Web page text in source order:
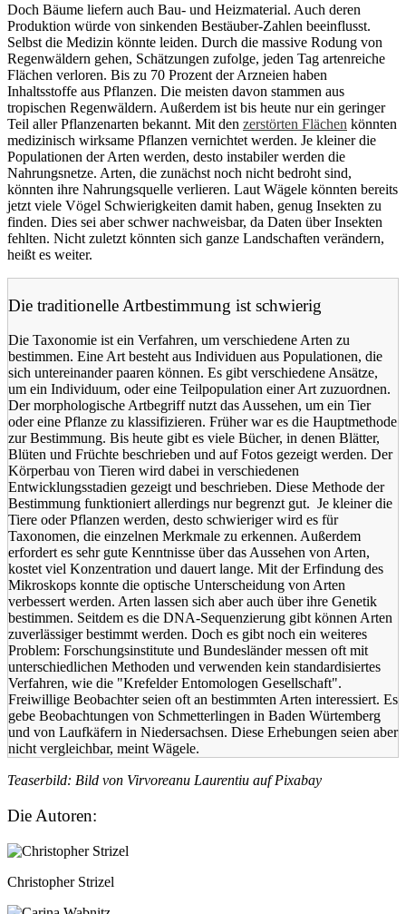
Doch Bäume liefern auch Bau- und Heizmaterial. Auch deren
Produktion würde von sinkenden Bestäuber-Zahlen beeinflusst.
Selbst die Medizin könnte leiden. Durch die massive Rodung von
Regenwäldern gehen, Schätzungen zufolge, jeden Tag artenreiche
Flächen verloren. Bis zu 70 Prozent der Arzneien haben
Inhaltsstoffe aus Pflanzen. Die meisten davon stammen aus
tropischen Regenwäldern. Außerdem ist bis heute nur ein geringer
Teil aller Pflanzenarten bekannt. Mit den zerstörten Flächen könnten
medizinisch wirksame Pflanzen vernichtet werden. Je kleiner die
Populationen der Arten werden, desto instabiler werden die
Nahrungsnetze. Arten, die zunächst noch nicht bedroht sind,
könnten ihre Nahrungsquelle verlieren. Laut Wägele könnten bereits
jetzt viele Vögel Schwierigkeiten damit haben, genug Insekten zu
finden. Dies sei aber schwer nachweisbar, da Daten über Insekten
fehlten. Nicht zuletzt könnten sich ganze Landschaften verändern,
heißt es weiter.
Die traditionelle Artbestimmung ist schwierig
Die Taxonomie ist ein Verfahren, um verschiedene Arten zu
bestimmen. Eine Art besteht aus Individuen aus Populationen, die
sich untereinander paaren können. Es gibt verschiedene Ansätze,
um ein Individuum, oder eine Teilpopulation einer Art zuzuordnen.
Der morphologische Artbegriff nutzt das Aussehen, um ein Tier
oder eine Pflanze zu klassifizieren. Früher war es die Hauptmethode
zur Bestimmung. Bis heute gibt es viele Bücher, in denen Blätter,
Blüten und Früchte beschrieben und auf Fotos gezeigt werden. Der
Körperbau von Tieren wird dabei in verschiedenen
Entwicklungsstadien gezeigt und beschrieben. Diese Methode der
Bestimmung funktioniert allerdings nur begrenzt gut. Je kleiner die
Tiere oder Pflanzen werden, desto schwieriger wird es für
Taxonomen, die einzelnen Merkmale zu erkennen. Außerdem
erfordert es sehr gute Kenntnisse über das Aussehen von Arten,
kostet viel Konzentration und dauert lange. Mit der Erfindung des
Mikroskops konnte die optische Unterscheidung von Arten
verbessert werden. Arten lassen sich aber auch über ihre Genetik
bestimmen. Seitdem es die DNA-Sequenzierung gibt können Arten
zuverlässiger bestimmt werden. Doch es gibt noch ein weiteres
Problem: Forschungsinstitute und Bundesländer messen oft mit
unterschiedlichen Methoden und verwenden kein standardisiertes
Verfahren, wie die "Krefelder Entomologen Gesellschaft".
Freiwillige Beobachter seien oft an bestimmten Arten interessiert. Es
gebe Beobachtungen von Schmetterlingen in Baden Würtemberg
und von Laufkäfern in Niedersachsen. Diese Erhebungen seien aber
nicht vergleichbar, meint Wägele.
Teaserbild: Bild von Virvoreanu Laurentiu auf Pixabay
Die Autoren:
Christopher Strizel